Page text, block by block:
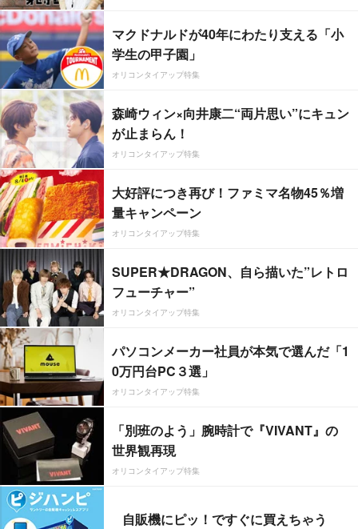
マクドナルドが40年にわたり支える「小
学生の甲子園」
オリコンタイアップ特集
森崎ウィン×向井康二“両片思い”にキュン
が止まらん！
オリコンタイアップ特集
大好評につき再び！ファミマ名物45％増
量キャンペーン
オリコンタイアップ特集
SUPER★DRAGON、自ら描いた”レトロ
フューチャー”
オリコンタイアップ特集
パソコンメーカー社員が本気で選んだ「1
0万円台PC３選」
オリコンタイアップ特集
「別班のよう」腕時計で『VIVANT』の
世界観再現
オリコンタイアップ特集
自販機にピッ！ですぐに買えちゃう